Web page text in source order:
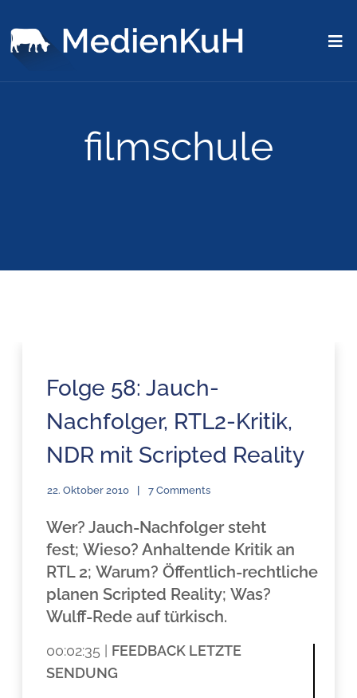
filmschule
Folge 58: Jauch-
Nachfolger, RTL2-Kritik,
NDR mit Scripted Reality
22. Oktober 2010 7 Comments
Wer? Jauch-Nachfolger steht
fest; Wieso? Anhaltende Kritik an
RTL 2; Warum? Öffentlich-rechtliche
planen Scripted Reality; Was?
Wulff-Rede auf türkisch.
00:02:35 | FEEDBACK LETZTE
SENDUNG